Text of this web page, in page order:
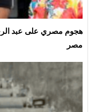
هجوم مصري على عبد
مصر